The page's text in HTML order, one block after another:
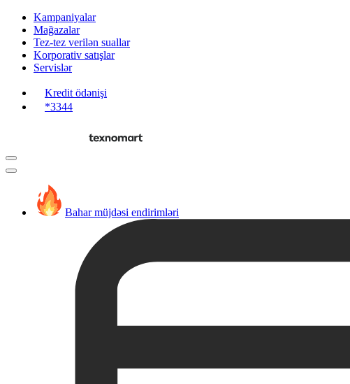
Kampaniyalar
Mağazalar
Tez-tez verilən suallar
Korporativ satışlar
Servislər
Kredit ödənişi
*3344
Bahar müjdəsi endirimləri